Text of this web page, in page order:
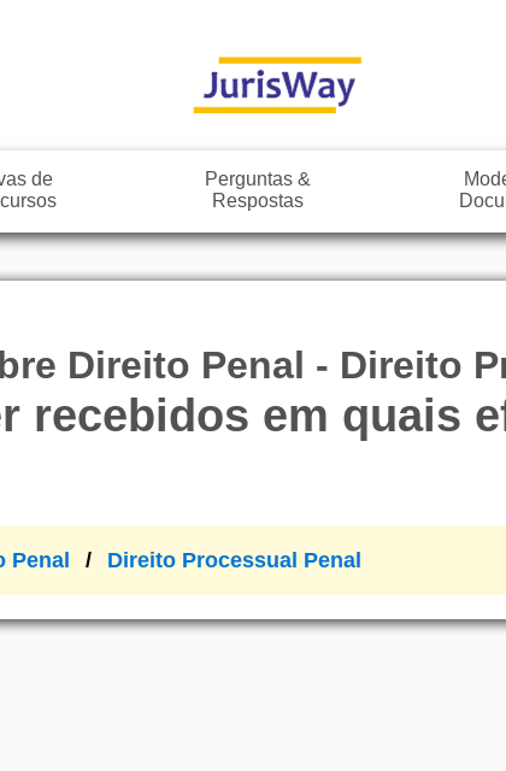
de
Perguntas &
Respostas
Direito Penal - Direito
recebidos em quais
Penal Direito Processual Penal